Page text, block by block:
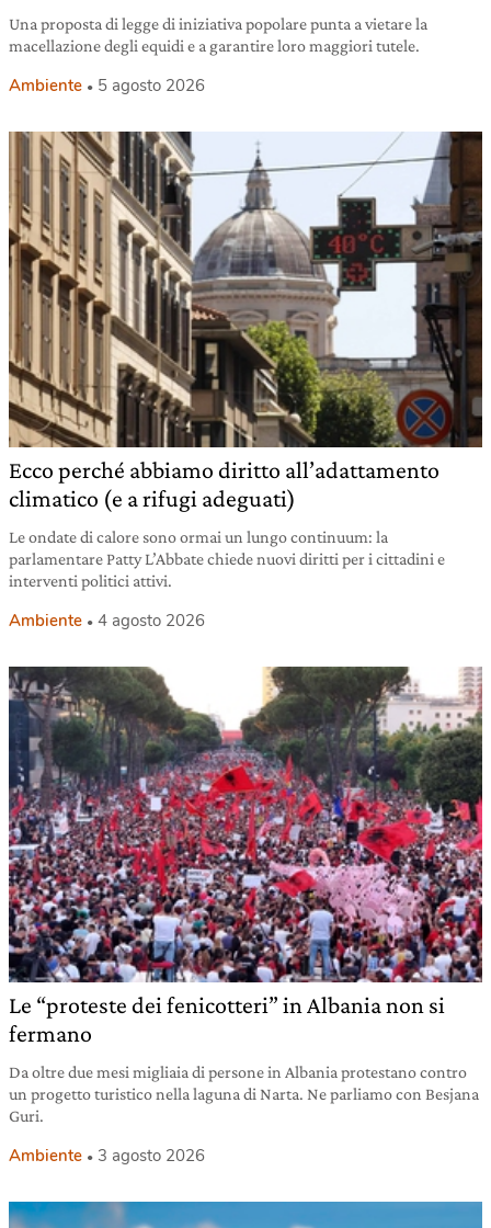
Una proposta di legge di iniziativa popolare punta a vietare la
macellazione degli equidi e a garantire loro maggiori tutele.
Ambiente 5 agosto 2026
Ecco perché abbiamo diritto all’adattamento
climatico (e a rifugi adeguati)
Le ondate di calore sono ormai un lungo continuum: la
parlamentare Patty L’Abbate chiede nuovi diritti per i cittadini e
interventi politici attivi.
Ambiente 4 agosto 2026
Le “proteste dei fenicotteri” in Albania non si
fermano
Da oltre due mesi migliaia di persone in Albania protestano contro
un progetto turistico nella laguna di Narta. Ne parliamo con Besjana
Guri.
Ambiente 3 agosto 2026